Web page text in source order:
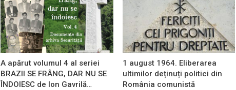
A apărut volumul 4 al seriei
BRAZII SE FRÂNG, DAR NU SE
ÎNDOIESC de Ion Gavrilă…
1 august 1964. Eliberarea
ultimilor deținuți politici din
România comunistă